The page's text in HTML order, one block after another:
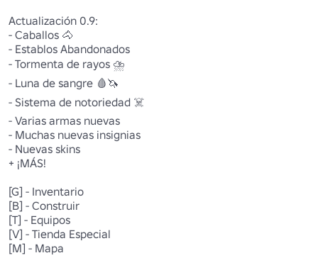
Actualización 0.9:
- Caballos 🐴
- Establos Abandonados
- Tormenta de rayos ⛈️
- Luna de sangre 🩸🦄
- Sistema de notoriedad ☠️
- Varias armas nuevas
- Muchas nuevas insignias
- Nuevas skins
+ ¡MÁS!
[G] - Inventario
[B] - Construir
[T] - Equipos
[V] - Tienda Especial
[M] - Mapa